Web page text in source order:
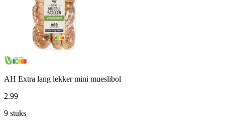
AH Extra lang lekker mini mueslibol
2.99
9 stuks